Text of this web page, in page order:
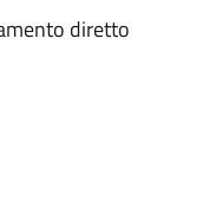
diretto